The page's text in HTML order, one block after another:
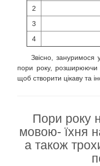
2
3
4
Звісно, зануримося
пори року, розширюючи
щоб створити цікаву та
Пори року
мовою- їхня
а також